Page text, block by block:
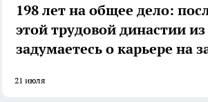
198 лет на общее дело:
этой трудовой династии
задумаетесь о карьере на
21 июля